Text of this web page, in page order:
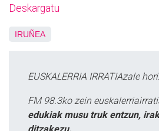
Deskargatu
IRUÑEA
EUSKALERRIA IRRATIAzale hori:
FM 98.3ko zein
edukiak musu truk entzun,